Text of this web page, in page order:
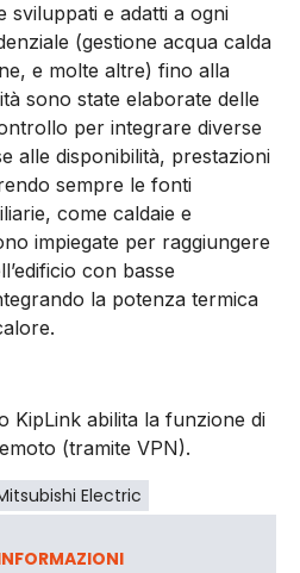
sviluppati e adatti a ogni
(gestione acqua calda
e molte altre) fino alla
sono state elaborate delle
per integrare diverse
alle disponibilità, prestazioni
sempre le fonti
come caldaie e
impiegate per raggiungere
con basse
la potenza termica
KipLink abilita la funzione di
(tramite VPN).
Electric